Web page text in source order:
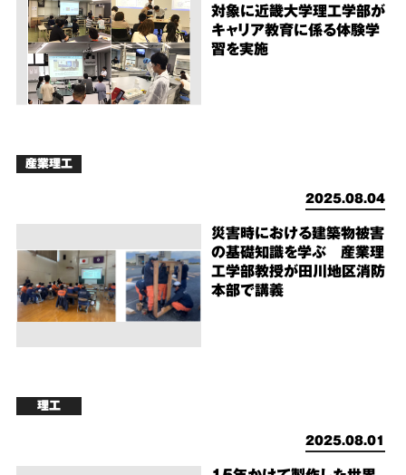
対象に近畿大学理工学部が
キャリア教育に係る体験学
習を実施
産業理工
2025.08.04
災害時における建築物被害
の基礎知識を学ぶ 産業理
工学部教授が田川地区消防
本部で講義
理工
2025.08.01